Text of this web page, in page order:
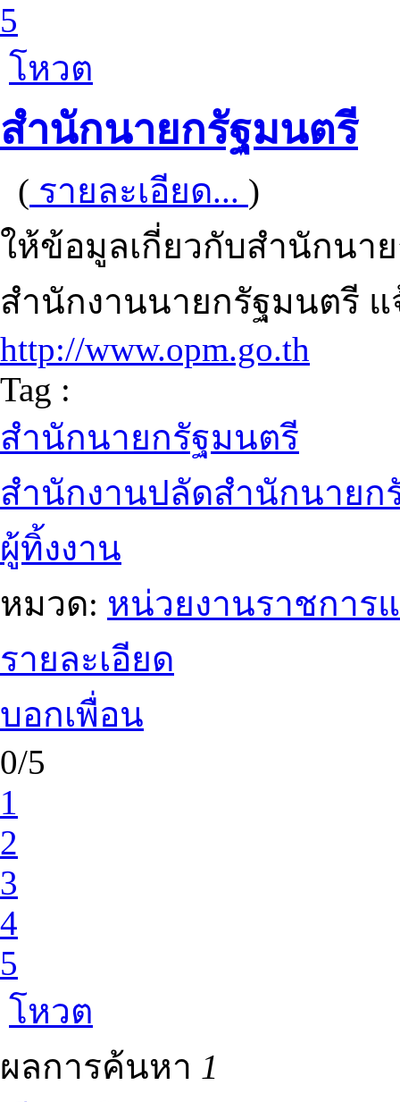
5
โหวต
สำนักนายกรัฐมนตรี
( รายละเอียด... )
ให้ข้อมูลเกี่ยวกับสำนักนา
สำนักงานนายกรัฐมนตรี
http://www.opm.go.th
Tag :
สำนักนายกรัฐมนตรี
สำนักงานปลัดสำนักนายก
ผู้ทิ้งงาน
หมวด: หน่วยงานราชการ
รายละเอียด
บอกเพื่อน
0/5
1
2
3
4
5
โหวต
ผลการค้นหา 1